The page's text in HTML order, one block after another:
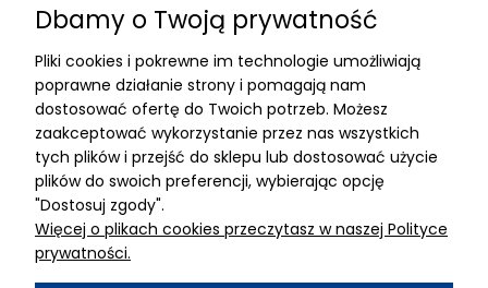
Znajdziesz nas
ADRES
MIMARI sp z o.o.
ul. Kurkowa 12
50-210 Wrocław
Dane rejestracyjne
NIP:8982325327
Dbamy o Twoją prywatność
Pliki cookies i pokrewne im technologie umożliwiają
poprawne działanie strony i pomagają nam
dostosować ofertę do Twoich potrzeb. Możesz
zaakceptować wykorzystanie przez nas wszystkich
tych plików i przejść do sklepu lub dostosować użycie
plików do swoich preferencji, wybierając opcję
"Dostosuj zgody".
Więcej o plikach cookies przeczytasz w naszej Polityce
prywatności.